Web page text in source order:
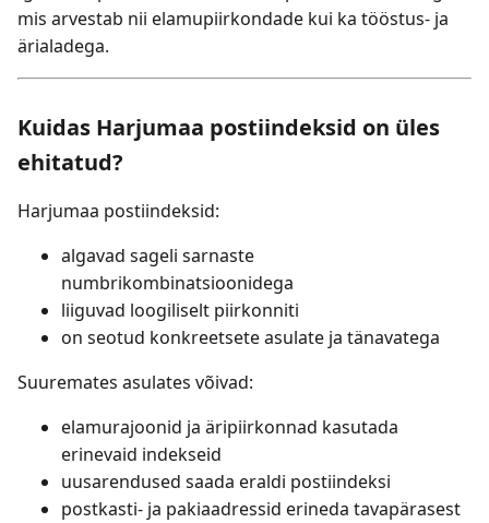
mis arvestab nii elamupiirkondade kui ka tööstus- ja
ärialadega.
Kuidas Harjumaa postiindeksid on üles
ehitatud?
Harjumaa postiindeksid:
algavad sageli sarnaste
numbrikombinatsioonidega
liiguvad loogiliselt piirkonniti
on seotud konkreetsete asulate ja tänavatega
Suuremates asulates võivad:
elamurajoonid ja äripiirkonnad kasutada
erinevaid indekseid
uusarendused saada eraldi postiindeksi
postkasti- ja pakiaadressid erineda tavapärasest